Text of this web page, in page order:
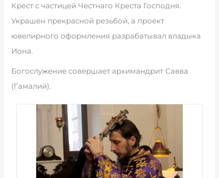
Крест с частицей Честнаго Креста Господня.
Украшен прекрасной резьбой, а проект
ювелирного оформления разрабатывал владыка
Иона.
Богослужение совершает архимандрит Савва
(Гамалий).